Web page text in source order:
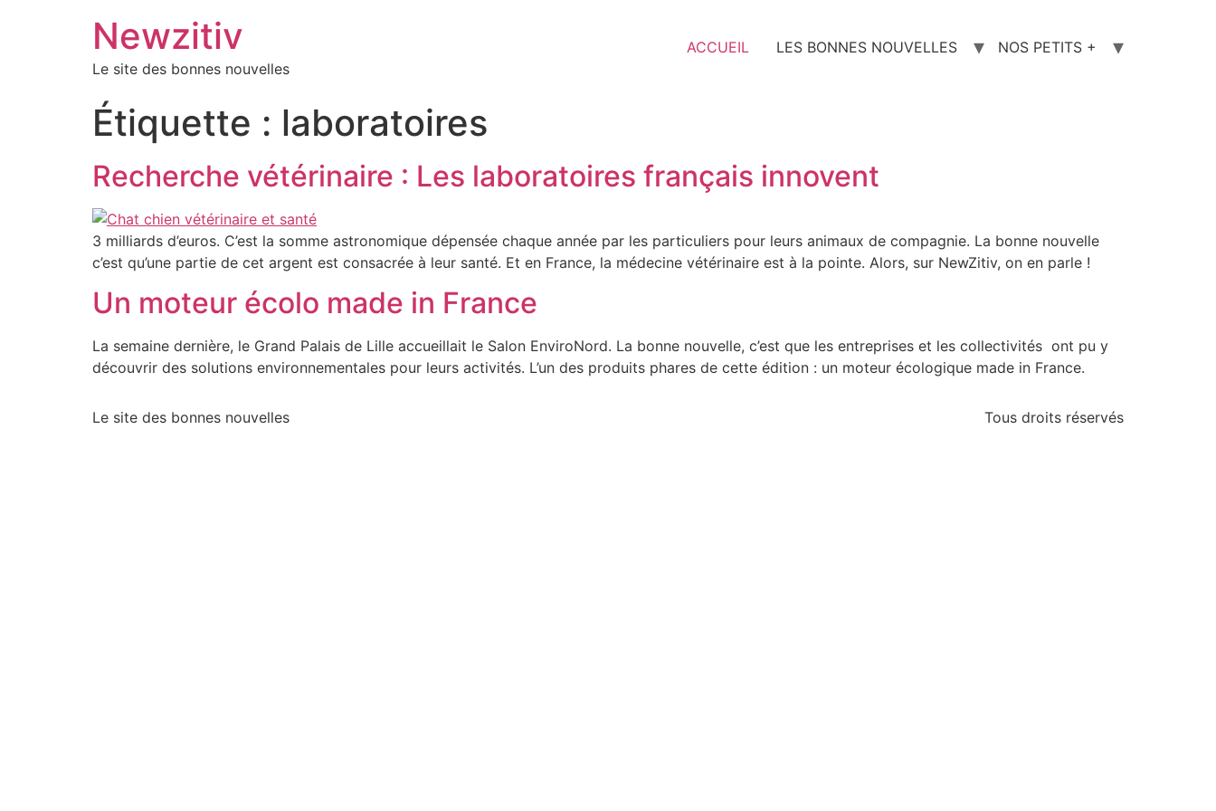
Newzitiv
Le site des bonnes nouvelles
ACCUEIL LES BONNES NOUVELLES NOS PETITS +
Étiquette : laboratoires
Recherche vétérinaire : Les laboratoires français innovent
3 milliards d’euros. C’est la somme astronomique dépensée chaque année par les particuliers pour leurs animaux de compagnie. La bonne nouvelle
c’est qu’une partie de cet argent est consacrée à leur santé. Et en France, la médecine vétérinaire est à la pointe. Alors, sur NewZitiv, on en parle !
Un moteur écolo made in France
La semaine dernière, le Grand Palais de Lille accueillait le Salon EnviroNord. La bonne nouvelle, c’est que les entreprises et les collectivités ont pu y
découvrir des solutions environnementales pour leurs activités. L’un des produits phares de cette édition : un moteur écologique made in France.
Le site des bonnes nouvelles Tous droits réservés